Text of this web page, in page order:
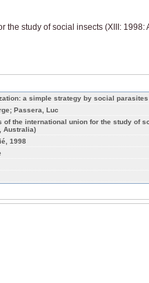
the study of social insects (XIII: 1998:
a simple strategy by social
Passera, Luc
of the international union for the study of
Australia)
1998